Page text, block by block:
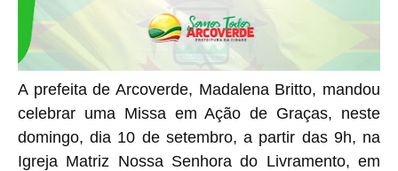
A prefeita de Arcoverde, Madalena Britto, mandou
celebrar uma Missa em Ação de Graças, neste
domingo, dia 10 de setembro, a partir das 9h, na
Igreja Matriz Nossa Senhora do Livramento, em